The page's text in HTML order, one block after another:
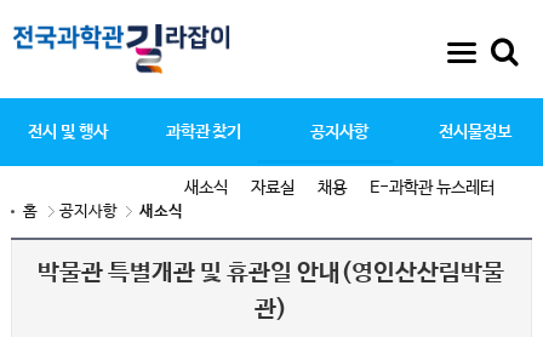
전시 및 행사 과학관 찾기 공지사항
새소식 자료실 채용 E-과학관 뉴스레터
전시물정보
홈 공지사항 새소식
박물관 특별개관 및 휴관일 안내(영인산산림박물
관)